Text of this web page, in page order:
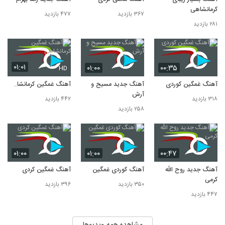
کرمانشاهی
۲۸۱ بازدید
۳۶۷ بازدید ۴۷۷ بازدید
۰۰:۳۵
آهنگ غمگین کوردی
۳۱۸ بازدید
۰۱:۰۰
آهنگ جدید مسیح و
آرش
۲۵۸ بازدید
۰۱:۰۱ HD
آهنگ غمگین کرمانشاهی
۴۴۲ بازدید
۰۰:۴۷
آهنگ جدید روح الله
کرمی
۴۴۷ بازدید
۰۱:۰۰
آهنگ کوردی غمگین
۳۵۰ بازدید
۰۱:۰۰
آهنگ غمگین کردی
۳۹۶ بازدید